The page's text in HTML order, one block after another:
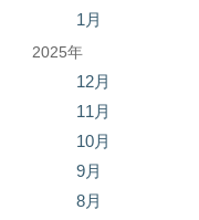
1月
2025年
12月
11月
10月
9月
8月